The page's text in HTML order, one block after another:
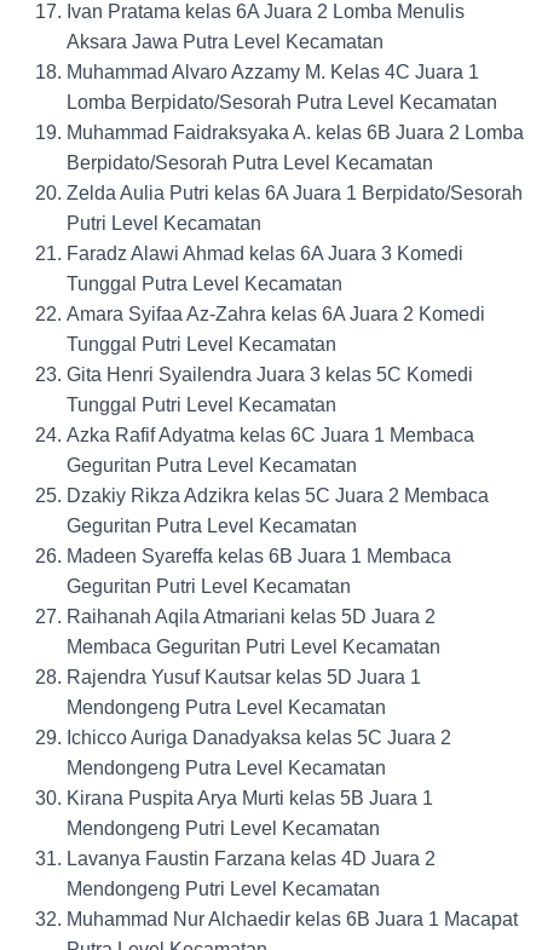
Ivan Pratama kelas 6A Juara 2 Lomba Menulis
Aksara Jawa Putra Level Kecamatan
Muhammad Alvaro Azzamy M. Kelas 4C Juara 1
Lomba Berpidato/Sesorah Putra Level Kecamatan
Muhammad Faidraksyaka A. kelas 6B Juara 2 Lomba
Berpidato/Sesorah Putra Level Kecamatan
Zelda Aulia Putri kelas 6A Juara 1 Berpidato/Sesorah
Putri Level Kecamatan
Faradz Alawi Ahmad kelas 6A Juara 3 Komedi
Tunggal Putra Level Kecamatan
Amara Syifaa Az-Zahra kelas 6A Juara 2 Komedi
Tunggal Putri Level Kecamatan
Gita Henri Syailendra Juara 3 kelas 5C Komedi
Tunggal Putri Level Kecamatan
Azka Rafif Adyatma kelas 6C Juara 1 Membaca
Geguritan Putra Level Kecamatan
Dzakiy Rikza Adzikra kelas 5C Juara 2 Membaca
Geguritan Putra Level Kecamatan
Madeen Syareffa kelas 6B Juara 1 Membaca
Geguritan Putri Level Kecamatan
Raihanah Aqila Atmariani kelas 5D Juara 2
Membaca Geguritan Putri Level Kecamatan
Rajendra Yusuf Kautsar kelas 5D Juara 1
Mendongeng Putra Level Kecamatan
Ichicco Auriga Danadyaksa kelas 5C Juara 2
Mendongeng Putra Level Kecamatan
Kirana Puspita Arya Murti kelas 5B Juara 1
Mendongeng Putri Level Kecamatan
Lavanya Faustin Farzana kelas 4D Juara 2
Mendongeng Putri Level Kecamatan
Muhammad Nur Alchaedir kelas 6B Juara 1 Macapat